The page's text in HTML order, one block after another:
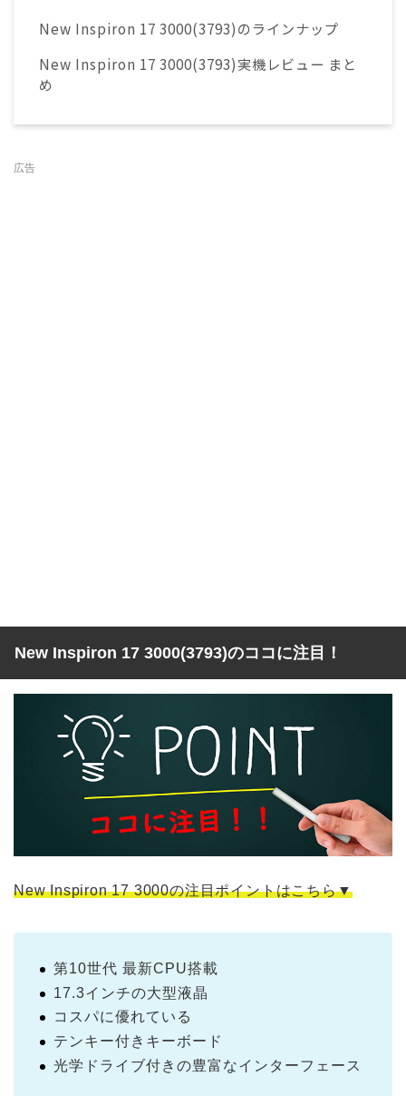
New Inspiron 17 3000(3793)のラインナップ
New Inspiron 17 3000(3793)実機レビュー まと
め
広告
New Inspiron 17 3000(3793)のココに注目！
New Inspiron 17 3000の注目ポイントはこちら▼
第10世代 最新CPU搭載
17.3インチの大型液晶
コスパに優れている
テンキー付きキーボード
光学ドライブ付きの豊富なインターフェース